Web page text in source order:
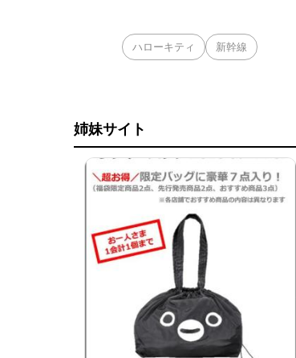
ハローキティ 新幹線
姉妹サイト